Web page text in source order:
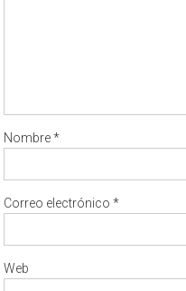
Nombre*
Correo electrónico*
Web